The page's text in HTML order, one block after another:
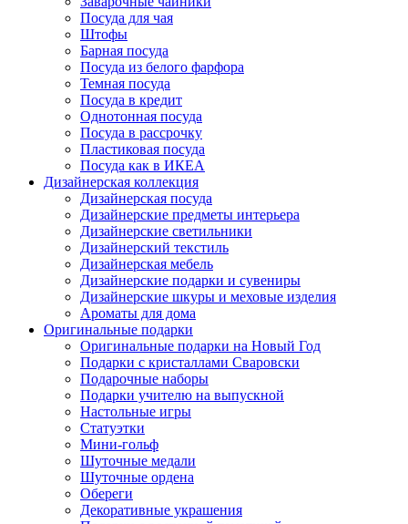
Посуда для чая
Штофы
Барная посуда
Посуда из белого фарфора
Темная посуда
Посуда в кредит
Однотонная посуда
Посуда в рассрочку
Пластиковая посуда
Посуда как в ИКЕА
Дизайнерская коллекция
Дизайнерская посуда
Дизайнерские предметы интерьера
Дизайнерские светильники
Дизайнерский текстиль
Дизайнерская мебель
Дизайнерские подарки и сувениры
Дизайнерские шкуры и меховые изделия
Ароматы для дома
Оригинальные подарки
Оригинальные подарки на Новый Год
Подарки с кристаллами Сваровски
Подарочные наборы
Подарки учителю на выпускной
Настольные игры
Статуэтки
Мини-гольф
Шуточные медали
Шуточные ордена
Обереги
Декоративные украшения